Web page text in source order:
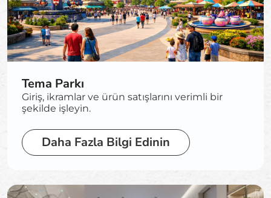
Tema Parkı
Giriş, ikramlar ve ürün satışlarını verimli bir
şekilde işleyin.
Daha Fazla Bilgi Edinin